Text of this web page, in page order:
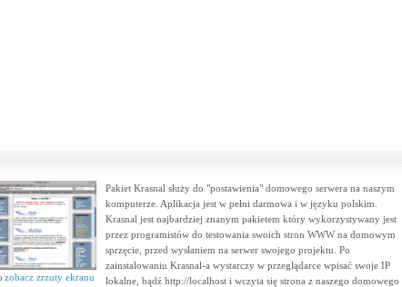
zobacz zrzuty ekranu
Pakiet Krasnal służy do "postawienia" domowego serwera na naszym
komputerze. Aplikacja jest w pełni darmowa i w języku polskim.
Krasnal jest najbardziej znanym pakietem który wykorzystywany jest
przez programistów do testowania swoich stron WWW na domowym
sprzęcie, przed wysłaniem na serwer swojego projektu. Po
zainstalowaniu Krasnal-a wystarczy w przeglądarce wpisać swoje IP
lokalne, bądź http://localhost i wczyta się strona z naszego domowego